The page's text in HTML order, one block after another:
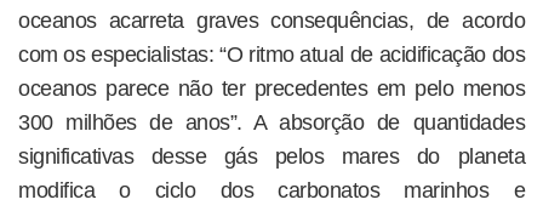
oceanos acarreta graves consequências, de acordo
com os especialistas: “O ritmo atual de acidificação dos
oceanos parece não ter precedentes em pelo menos
300 milhões de anos”. A absorção de quantidades
significativas desse gás pelos mares do planeta
modifica o ciclo dos carbonatos marinhos e